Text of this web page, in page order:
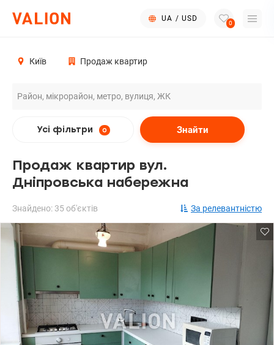
UA / USD
0
Київ Продаж квартир
Усі фільтри 0 Знайти
Продаж квартир вул.
Дніпровська набережна
Знайдено: 35 об'єктів За релевантністю